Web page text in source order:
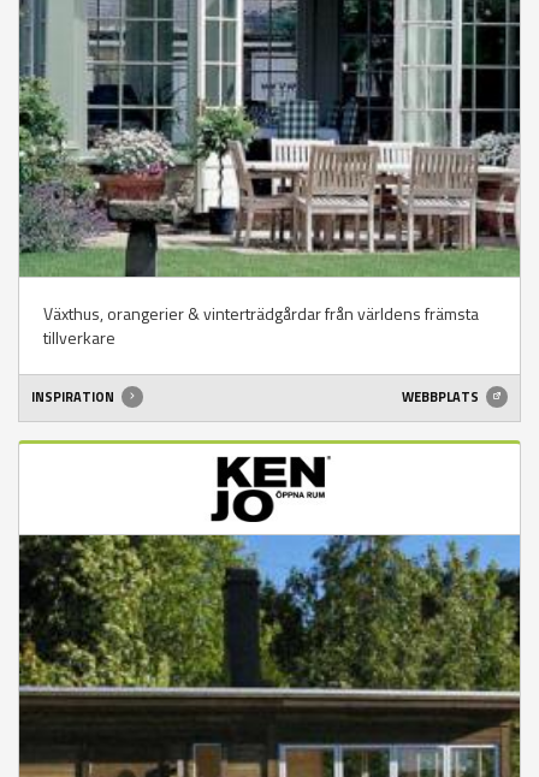
Växthus, orangerier & vinterträdgårdar från världens främsta
tillverkare
INSPIRATION WEBBPLATS